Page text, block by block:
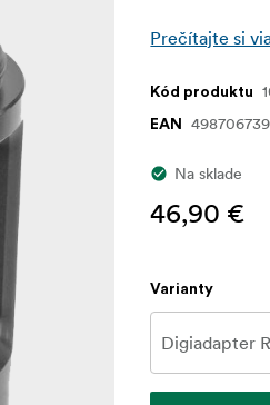
Prečítajte si
Kód produktu
EAN
Na sklade
46,90 €
Varianty